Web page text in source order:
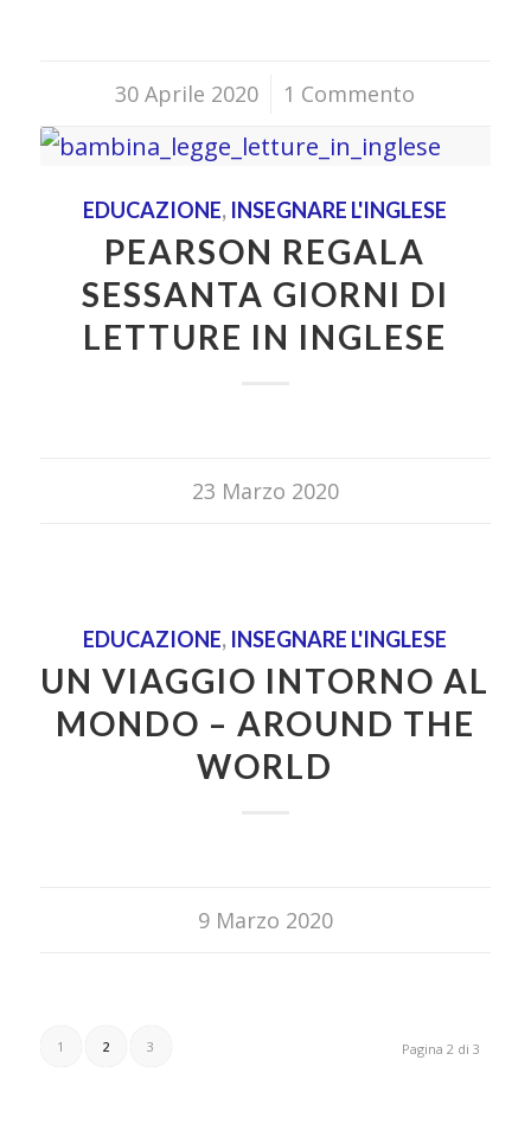
30 Aprile 2020
/ 1 Commento
EDUCAZIONE, INSEGNARE L'INGLESE
PEARSON REGALA
SESSANTA GIORNI DI
LETTURE IN INGLESE
23 Marzo 2020
EDUCAZIONE, INSEGNARE L'INGLESE
UN VIAGGIO INTORNO AL
MONDO – AROUND THE
WORLD
9 Marzo 2020
Pagina 2 di 3
1 2 3